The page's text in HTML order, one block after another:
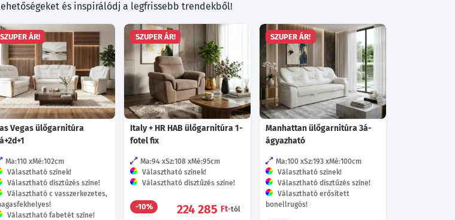
és inspirálódj a legfrissebb trendekből!
SZUPER ÁR!
Vegas ülőgarnitúra
Ma:110 Mé:102cm
Választható színek!
Választható dísztűzés színe!
Választható c vasszerkezetes,
Választható fabetét színe!
SZUPER ÁR!
Italy + HR HAB ülőgarnitúra 1-
fotel fix
Ma:94 Sz:108 Mé:95cm
Választható színek!
Választható dísztűzés színe!
-10% 224 285 Ft-tól
SZUPER ÁR!
Manhattan ülőgarnitúra 3á-
ágyazható
Ma:100 Sz:193 Mé:100cm
Választható színek!
Választható dísztűzés színe!
Választható erősített
bonellrugós!